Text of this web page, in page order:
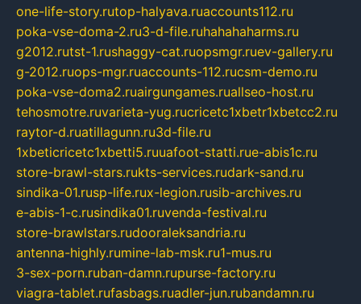
one-life-story.rutop-halyava.ruaccounts112.ru
poka-vse-doma-2.ru3-d-file.ruhahahaharms.ru
g2012.rutst-1.rushaggy-cat.ruopsmgr.ruev-gallery.ru
g-2012.ruops-mgr.ruaccounts-112.rucsm-demo.ru
poka-vse-doma2.ruairgungames.ruallseo-host.ru
tehosmotre.ruvarieta-yug.rucricetc1xbetr1xbetcc2.ru
raytor-d.ruatillagunn.ru3d-file.ru
1xbeticricetc1xbetti5.ruuafoot-statti.rue-abis1c.ru
store-brawl-stars.rukts-services.rudark-sand.ru
sindika-01.rusp-life.rux-legion.rusib-archives.ru
e-abis-1-c.rusindika01.ruvenda-festival.ru
store-brawlstars.rudooraleksandria.ru
antenna-highly.rumine-lab-msk.ru1-mus.ru
3-sex-porn.ruban-damn.rupurse-factory.ru
viagra-tablet.rufasbags.ruadler-jun.rubandamn.ru